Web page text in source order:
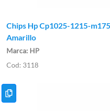
Chips Hp Cp1025-1215-
Amarillo
HP
3118